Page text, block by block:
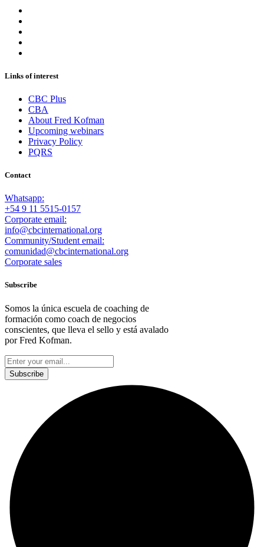
Links of interest
CBC Plus
CBA
About Fred Kofman
Upcoming webinars
Privacy Policy
PQRS
Contact
Whatsapp:
+54 9 11 5515-0157
Corporate email:
info@cbcinternational.org
Community/Student email:
comunidad@cbcinternational.org
Corporate sales
Subscribe
Somos la única escuela de coaching de
formación como coach de negocios
conscientes, que lleva el sello y está avalado
por Fred Kofman.
Subscribe